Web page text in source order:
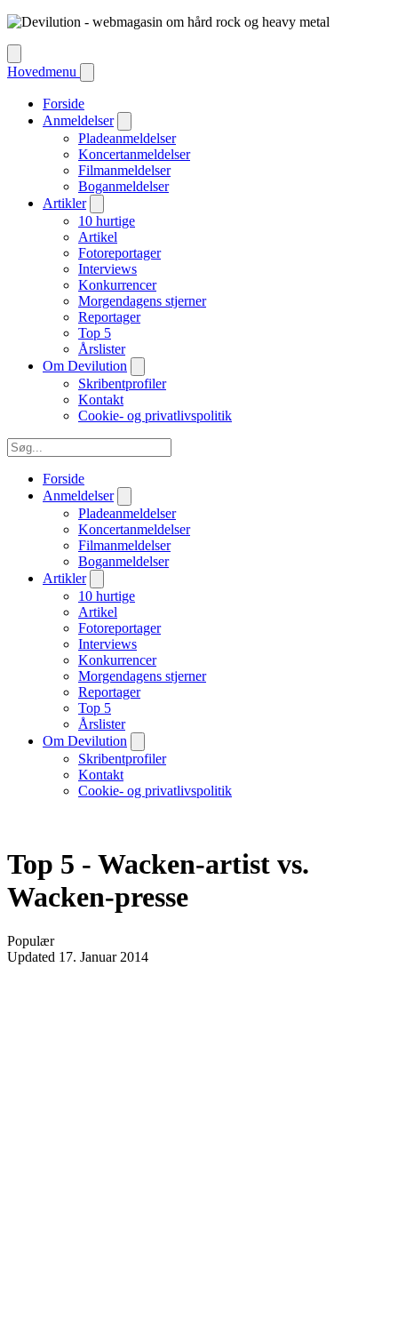
Hovedmenu
Forside
Anmeldelser
Pladeanmeldelser
Koncertanmeldelser
Filmanmeldelser
Boganmeldelser
Artikler
10 hurtige
Artikel
Fotoreportager
Interviews
Konkurrencer
Morgendagens stjerner
Reportager
Top 5
Årslister
Om Devilution
Skribentprofiler
Kontakt
Cookie- og privatlivspolitik
Forside
Anmeldelser
Pladeanmeldelser
Koncertanmeldelser
Filmanmeldelser
Boganmeldelser
Artikler
10 hurtige
Artikel
Fotoreportager
Interviews
Konkurrencer
Morgendagens stjerner
Reportager
Top 5
Årslister
Om Devilution
Skribentprofiler
Kontakt
Cookie- og privatlivspolitik
Top 5 - Wacken-artist vs.
Wacken-presse
Populær
Updated 17. Januar 2014